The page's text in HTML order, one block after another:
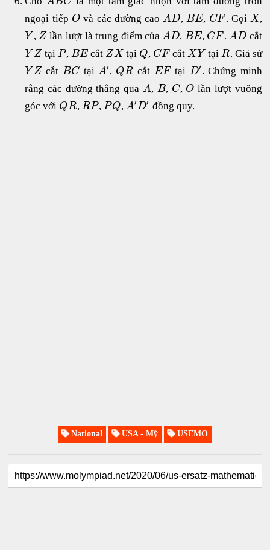
ngoại tiếp O và các đường caoAD, BE, CF . GọiX,
Y , Z lần lượt là trung điểm củaAD, BE, CF .AD cắt
Y Ztại P, BE cắt ZXtại Q, CF cắtXY tạiR. Giả sử
Y Zcắt BC tại A′, QR cắt EFtại D′. Chứng minh
rằng các đường thẳng qua A, B, C, O lần lượt vuông
góc với QR, RP,PQ,A′D′ đồng quy.
National USA - Mỹ USEMO